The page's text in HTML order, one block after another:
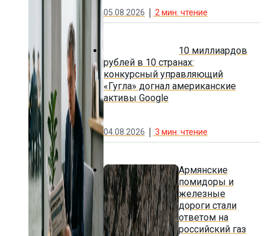
05.08.2026 2 мин. чтение
10 миллиардов
рублей в 10 странах:
конкурсный управляющий
«Гугла» догнал американские
активы Google
04.08.2026 3 мин. чтение
Армянские
помидоры и
железные
дороги стали
ответом на
российский газ